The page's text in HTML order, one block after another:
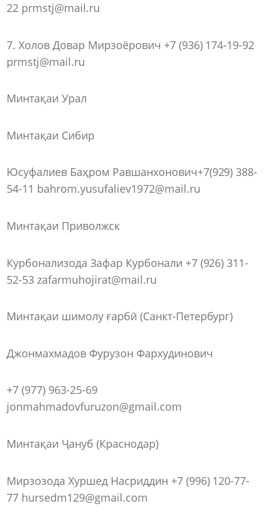
22 prmstj@mail.ru
7. Холов Довар Мирзоёрович +7 (936) 174-19-92
prmstj@mail.ru
Минтақаи Урал
Минтақаи Сибир
Юсуфалиев Баҳром Равшанхонович+7(929) 388-
54-11 bahrom.yusufaliev1972@mail.ru
Минтақаи Приволжск
Курбонализода Зафар Курбонали +7 (926) 311-
52-53 zafarmuhojirat@mail.ru
Минтақаи шимолу ғарбӣ (Санкт-Петербург)
Джонмахмадов Фурузон Фархудинович
+7 (977) 963-25-69
jonmahmadovfuruzon@gmail.com
Минтақаи Ҷануб (Краснодар)
Мирзозода Хуршед Насриддин +7 (996) 120-77-
77 hursedm129@gmail.com